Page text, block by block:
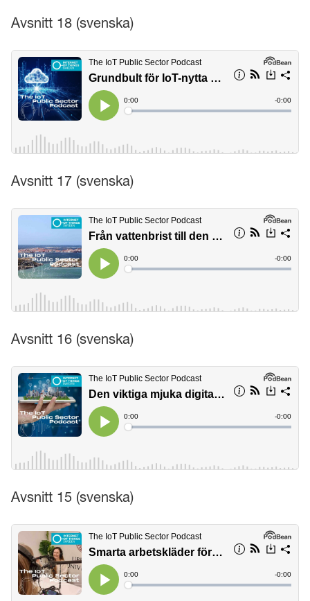
Avsnitt 18 (svenska)
Avsnitt 17 (svenska)
Avsnitt 16 (svenska)
Avsnitt 15 (svenska)